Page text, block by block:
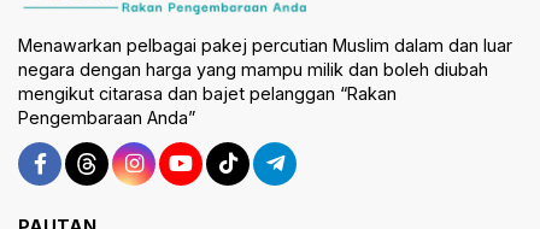
Menawarkan pelbagai pakej percutian Muslim dalam dan luar
negara dengan harga yang mampu milik dan boleh diubah
mengikut citarasa dan bajet pelanggan “Rakan
Pengembaraan Anda”